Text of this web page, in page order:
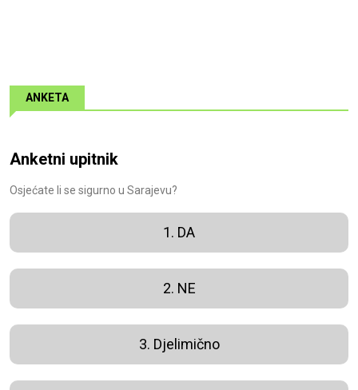
ANKETA
Anketni upitnik
Osjećate li se sigurno u Sarajevu?
1. DA
2. NE
3. Djelimično